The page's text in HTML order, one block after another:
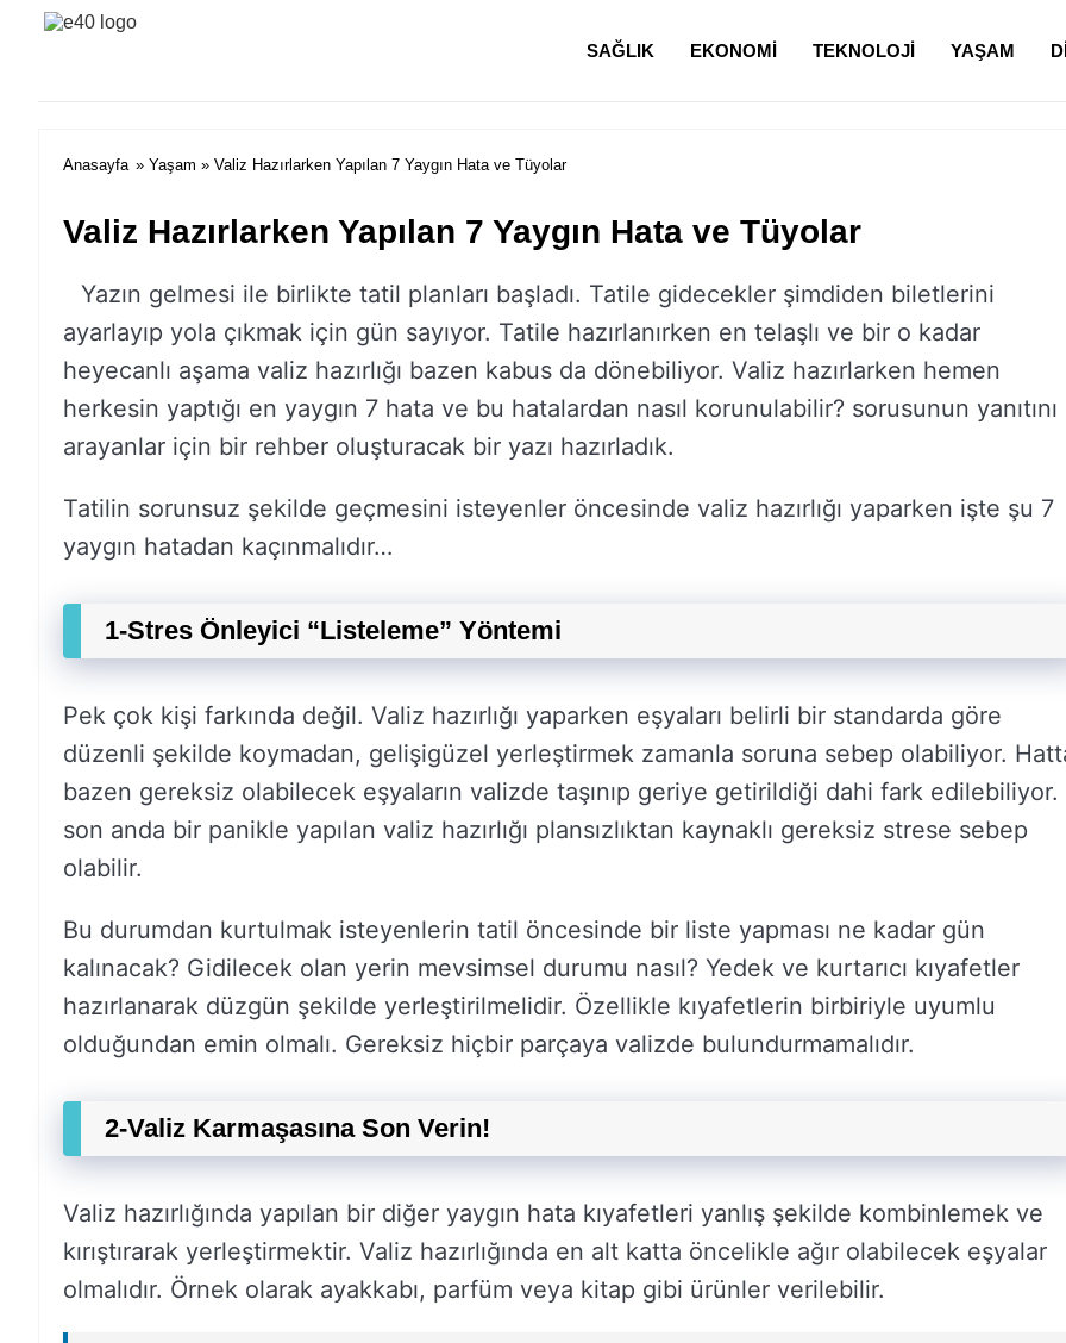
SAĞLIK EKONOMI TEKNOLOJI YAŞAM
Anasayfa » Yaşam » Valiz Hazırlarken Yapılan 7 Yaygın Hata ve Tüyolar
Valiz Hazırlarken Yapılan 7 Yaygın Hata ve Tüyolar
Yazın gelmesi ile birlikte tatil planları başladı. Tatile gidecekler şimdiden biletlerini
ayarlayıp yola çıkmak için gün sayıyor. Tatile hazırlanırken en telaşlı ve bir o kadar
heyecanlı aşama valiz hazırlığı bazen kabus da dönebiliyor. Valiz hazırlarken hemen
herkesin yaptığı en yaygın 7 hata ve bu hatalardan nasıl korunulabilir? sorusunun yanıtını
arayanlar için bir rehber oluşturacak bir yazı hazırladık.
Tatilin sorunsuz şekilde geçmesini isteyenler öncesinde valiz hazırlığı yaparken işte şu 7
yaygın hatadan kaçınmalıdır…
1-Stres Önleyici “Listeleme” Yöntemi
Pek çok kişi farkında değil. Valiz hazırlığı yaparken eşyaları belirli bir standarda göre
düzenli şekilde koymadan, gelişigüzel yerleştirmek zamanla soruna sebep olabiliyor.
bazen gereksiz olabilecek eşyaların valizde taşınıp geriye getirildiği dahi fark edilebiliyor.
son anda bir panikle yapılan valiz hazırlığı plansızlıktan kaynaklı gereksiz strese sebep
olabilir.
Bu durumdan kurtulmak isteyenlerin tatil öncesinde bir liste yapması ne kadar gün
kalınacak? Gidilecek olan yerin mevsimsel durumu nasıl? Yedek ve kurtarıcı kıyafetler
hazırlanarak düzgün şekilde yerleştirilmelidir. Özellikle kıyafetlerin birbiriyle uyumlu
olduğundan emin olmalı. Gereksiz hiçbir parçaya valizde bulundurmamalıdır.
2-Valiz Karmaşasına Son Verin!
Valiz hazırlığında yapılan bir diğer yaygın hata kıyafetleri yanlış şekilde kombinlemek ve
kırıştırarak yerleştirmektir. Valiz hazırlığında en alt katta öncelikle ağır olabilecek eşyalar
olmalıdır. Örnek olarak ayakkabı, parfüm veya kitap gibi ürünler verilebilir.